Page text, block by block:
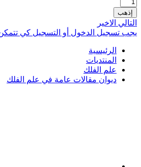
إذهب
التالي الاخير
يجب تسجيل الدخول أو التسجيل كي
الرئيسية
المنتديات
علم الفلك
ديوان مقالات عامة في علم الفلك